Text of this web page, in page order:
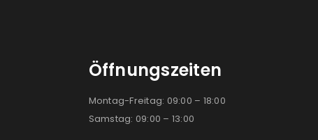
Öffnungszeiten
Montag-Freitag: 09:00 – 18:00
Samstag: 09:00 – 13:00